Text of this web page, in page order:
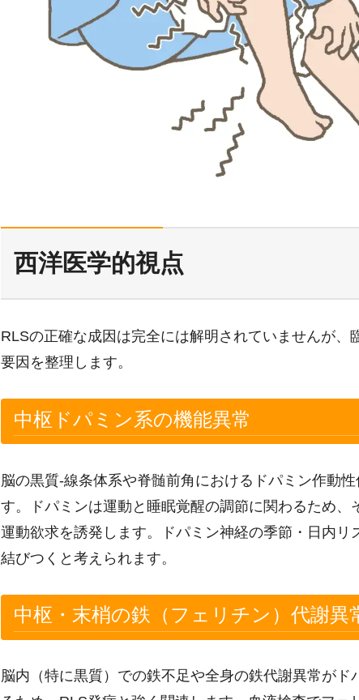
西洋医学的視点
RLSの正確な成因は完全には解明されていませんが、
要因を整理します。
中枢ドパミン系の機能異常
脳の黒質‐線条体系や脊髄前角におけるドパミン作動
す。ドパミンは運動と睡眠覚醒の調節に関わるため、
運動欲求を誘発します。ドパミン神経の季節・日内リ
結びつくと考えられます。
中枢・末梢の鉄（フェリチン）代謝異
脳内（特に黒質）での鉄不足や全身の鉄代謝異常がド